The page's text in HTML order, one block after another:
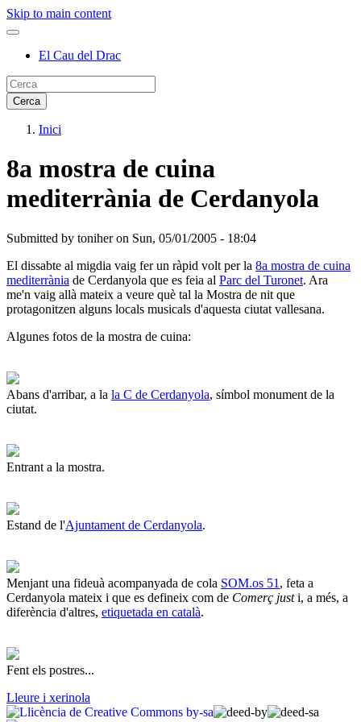
Skip to main content
El Cau del Drac
Inici
8a mostra de cuina
mediterrània de Cerdanyola
Submitted by toniheron Sun, 05/01/2005 - 18:04
El dissabte al migdia vaig fer un ràpid volt per la 8a mostra de cuina
mediterrània de Cerdanyola que es feia al Parc del Turonet. Ara
me'n vaig allà mateix a veure què tal la Mostra de nit que
protagonitzen alguns locals musicals d'aquesta ciutat vallesana.
Algunes fotos de la mostra de cuina:
Abans d'arribar, a la la C de Cerdanyola, símbol monument de la
ciutat.
Entrant a la mostra.
Estand de l'Ajuntament de Cerdanyola.
Menjant una fideuà acompanyada de cola SOM.os 51 , feta a
Cerdanyola mateix i que es defineix com de Comerç justi, a més, a
diferència d'altres, etiquetada en català.
Fent els postres...
Lleure i xerinola